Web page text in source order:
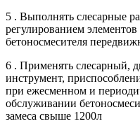
5 . Выполнять слесарные
регулированием
бетоносмесителя
6 . Применять слесарный,
инструмент,
при ежесменном и
обслуживании
замеса свыше 1200л